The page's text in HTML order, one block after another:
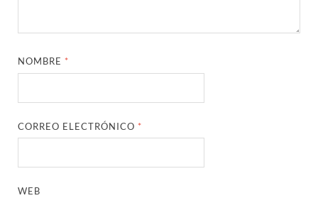
NOMBRE *
CORREO ELECTRÓNICO *
WEB